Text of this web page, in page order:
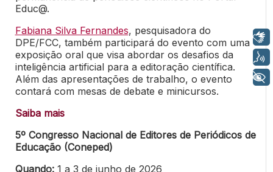
Educ@.
Fabiana Silva Fernandes, pesquisadora do
DPE/FCC, também participará do evento com uma
exposição oral que visa abordar os desafios da
inteligência artificial para a editoração científica.
Além das apresentações de trabalho, o evento
contará com mesas de debate e minicursos.
Saiba mais
5º Congresso Nacional de Editores de Periódicos de
Educação (Coneped)
Quando:1 a 3 de junho de 2026
Libras
Voz
+ Acessibilidade